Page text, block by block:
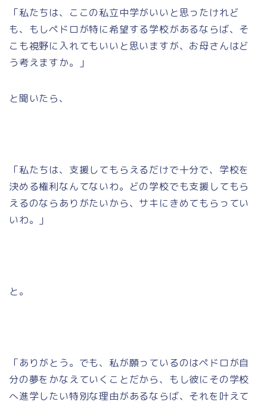
「私たちは、ここの私立中学がいいと思ったけれど
も、もしペドロが特に希望する学校があるならば、そ
こも視野に入れてもいいと思いますが、お母さんはど
う考えますか。」
と聞いたら、
「私たちは、支援してもらえるだけで十分で、学校を
決める権利なんてないわ。どの学校でも支援してもら
えるのならありがたいから、サキにきめてもらってい
いわ。」
と。
「ありがとう。でも、私が願っているのはペドロが自
分の夢をかなえていくことだから、もし彼にその学校
へ進学したい特別な理由があるならば、それを叶えて